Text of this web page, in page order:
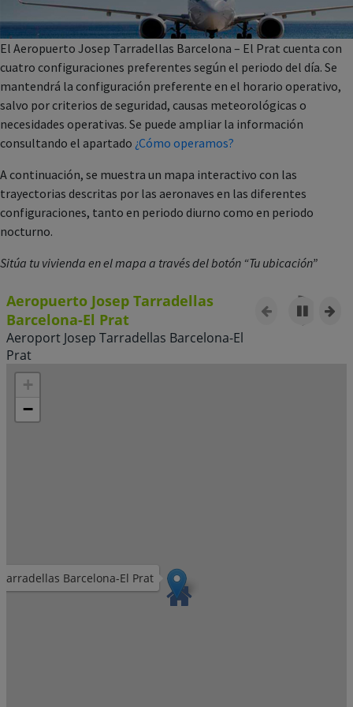
El Aeropuerto Josep Tarradellas Barcelona – El Prat cuenta con
cuatro configuraciones preferentes según el periodo del día. Se
mantendrá la configuración preferente en el horario operativo,
salvo por criterios de seguridad, causas meteorológicas o
necesidades operativas. Se puede ampliar la información
consultando el apartado ¿Cómo operamos?
A continuación, se muestra un mapa interactivo con las
trayectorias descritas por las aeronaves en las diferentes
configuraciones, tanto en periodo diurno como en periodo
nocturno.
Sitúa tu vivienda en el mapa a través del botón “Tu ubicación”